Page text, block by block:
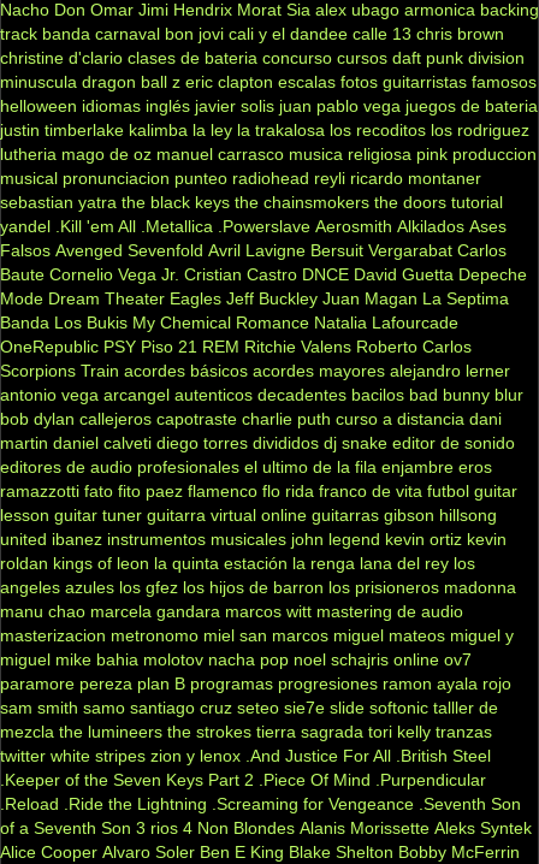
Nacho Don Omar Jimi Hendrix Morat Sia alex ubago armonica backing
track banda carnaval bon jovi cali y el dandee calle 13 chris brown
christine d'clario clases de bateria concurso cursos daft punk division
minuscula dragon ball z eric clapton escalas fotos guitarristas famosos
helloween idiomas inglés javier solis juan pablo vega juegos de bateria
justin timberlake kalimba la ley la trakalosa los recoditos los rodriguez
lutheria mago de oz manuel carrasco musica religiosa pink produccion
musical pronunciacion punteo radiohead reyli ricardo montaner
sebastian yatra the black keys the chainsmokers the doors tutorial
yandel .Kill 'em All .Metallica .Powerslave Aerosmith Alkilados Ases
Falsos Avenged Sevenfold Avril Lavigne Bersuit Vergarabat Carlos
Baute Cornelio Vega Jr. Cristian Castro DNCE David Guetta Depeche
Mode Dream Theater Eagles Jeff Buckley Juan Magan La Septima
Banda Los Bukis My Chemical Romance Natalia Lafourcade
OneRepublic PSY Piso 21 REM Ritchie Valens Roberto Carlos
Scorpions Train acordes básicos acordes mayores alejandro lerner
antonio vega arcangel autenticos decadentes bacilos bad bunny blur
bob dylan callejeros capotraste charlie puth curso a distancia dani
martin daniel calveti diego torres divididos dj snake editor de sonido
editores de audio profesionales el ultimo de la fila enjambre eros
ramazzotti fato fito paez flamenco flo rida franco de vita futbol guitar
lesson guitar tuner guitarra virtual online guitarras gibson hillsong
united ibanez instrumentos musicales john legend kevin ortiz kevin
roldan kings of leon la quinta estación la renga lana del rey los
angeles azules los gfez los hijos de barron los prisioneros madonna
manu chao marcela gandara marcos witt mastering de audio
masterizacion metronomo miel san marcos miguel mateos miguel y
miguel mike bahia molotov nacha pop noel schajris online ov7
paramore pereza plan B programas progresiones ramon ayala rojo
sam smith samo santiago cruz seteo sie7e slide softonic talller de
mezcla the lumineers the strokes tierra sagrada tori kelly tranzas
twitter white stripes zion y lenox .And Justice For All .British Steel
.Keeper of the Seven Keys Part 2
.Piece Of Mind
.Purpendicular
.Reload
.Ride the Lightning .Screaming for Vengeance .Seventh Son
of a Seventh Son 3 rios 4 Non Blondes Alanis Morissette Aleks Syntek
Alice Cooper Alvaro Soler Ben E King Blake Shelton Bobby McFerrin